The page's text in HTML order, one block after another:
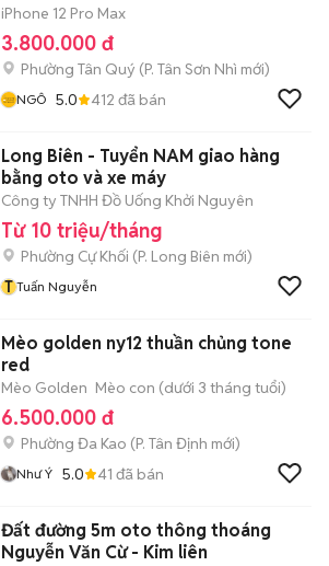
iPhone 12 Pro Max
3.800.000 đ
Phường Tân Quý (P. Tân Sơn Nhì mới)
NGÔ 5.0 412 đã bán
Long Biên - Tuyển NAM giao hàng
bằng oto và xe máy
Công ty TNHH Đồ Uống Khởi Nguyên
Từ 10 triệu/tháng
Phường Cự Khối (P. Long Biên mới)
T Tuấn Nguyễn
Mèo golden ny12 thuần chủng tone
red
Mèo Golden Mèo con (dưới 3 tháng tuổi)
6.500.000 đ
Phường Đa Kao (P. Tân Định mới)
Như Ý 5.0 41 đã bán
Đất đường 5m oto thông thoáng
Nguyễn Văn Cừ - Kim liên